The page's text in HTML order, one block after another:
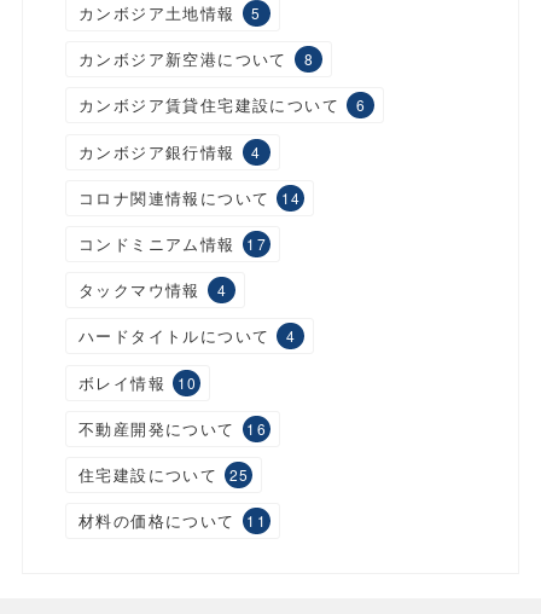
カンボジア土地情報 5
カンボジア新空港について 8
カンボジア賃貸住宅建設について 6
カンボジア銀行情報 4
コロナ関連情報について 14
コンドミニアム情報 17
タックマウ情報 4
ハードタイトルについて 4
ボレイ情報 10
不動産開発について 16
住宅建設について 25
材料の価格について 11